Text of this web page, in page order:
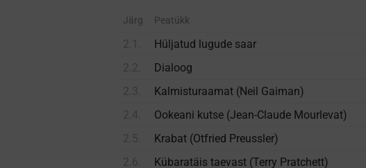
Järg Peatükk
Hüljatud lugude saar
Dialoog
Kalmisturaamat (Neil Gaiman)
Ookeani kutse (Jean-Claude Mourlevat)
Krabat (Otfried Preussler)
Kübaratäis taevast (Terry Pratchett)